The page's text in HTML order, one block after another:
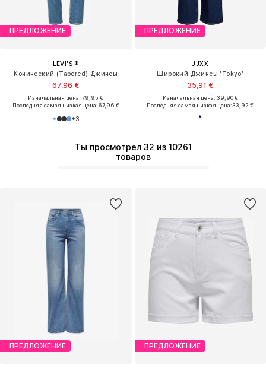
ПРЕДЛОЖЕНИЕ
LEVI'S ®
Конический (Tapered) Джинсы
67,96 €
Изначальная цена: 79,95 €
Последняя самая низкая цена:67,96 €
+3
ПРЕДЛОЖЕНИЕ
JJXX
Широкий Джинсы 'Tokyo'
35,91 €
Изначальная цена: 39,90 €
Последняя самая низкая цена:33,92 €
ПРЕДЛОЖЕНИЕ ПРЕДЛОЖЕНИЕ
Ты просмотрел 32 из 10261
товаров